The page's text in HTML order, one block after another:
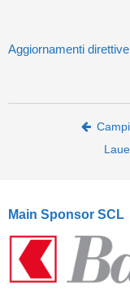
Aggiornamenti
Post
Main Sponsor SCL